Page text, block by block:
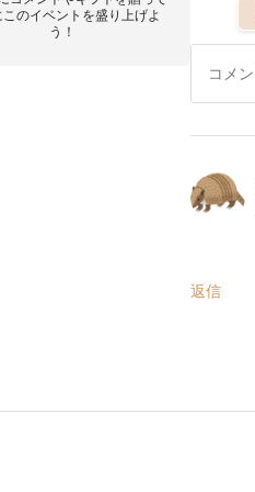
のイベントを盛り上げよ
う！
返信